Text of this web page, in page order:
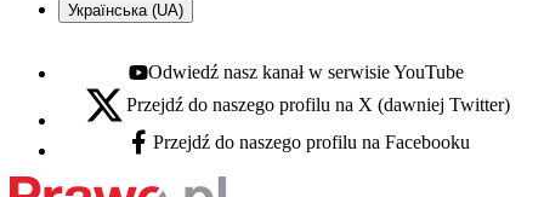
Українська (UA)
Youtube - otwiera się w nowej karcie
Odwiedź nasz kanał w serwisie YouTube
X - otwiera się w nowej karcie
Przejdź do naszego profilu na X (dawniej Twitter)
Facebook - otwiera się w nowej karcie
Przejdź do naszego profilu na Facebooku